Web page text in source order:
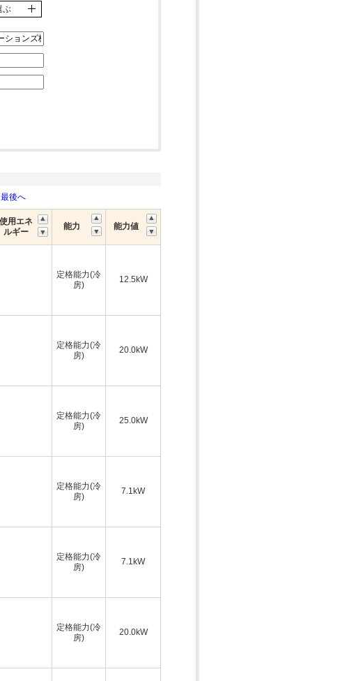
ぶ
最後へ
使用エネ
ルギー
能力 能力値
定格能力(冷
房)
12.5kW
定格能力(冷
房)
20.0kW
定格能力(冷
房)
25.0kW
定格能力(冷
房)
7.1kW
定格能力(冷
房)
7.1kW
定格能力(冷
房)
20.0kW